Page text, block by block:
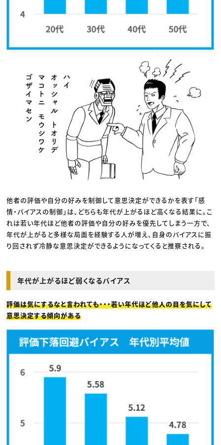
他者の評価や自分の好みを制御して意思決定ができるかを表す「感
情・バイアスの制御」は、どちらも年代が上がるほど高くなる結果に。こ
れは若い年代ほど他者の評価や自分の好みを優先してしまう一方で、
年代が上がると多様な局面を経験する人が増え、自身のバイアスに振
り回されず冷静な意思決定ができるようになってくると推察される。
年代が上がるほど弱くなるバイアス
評価は気にするなと言われても・・・若い年代ほど他人の目を気にして
意思決定する傾向がある